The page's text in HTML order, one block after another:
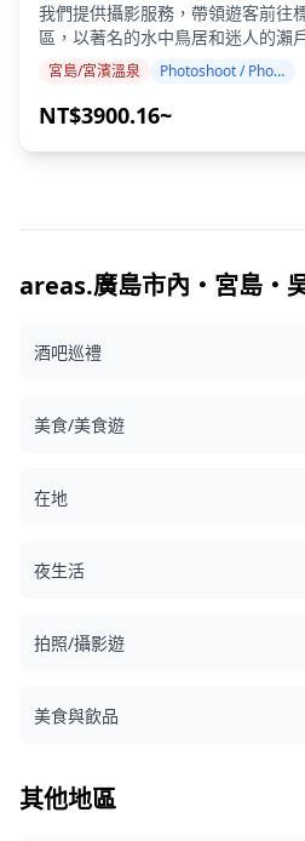
我們提供攝影服務，帶領遊客前往
區，以著名的水中鳥居和迷人的瀨
攝影師都具有專業資格，會根據您
點。（請與我們分享您喜歡的拍攝地點！） 宮島/
排一位能說英語/日語的攝影師。 原始的 100 多張照片檔案將
情緒和顏色。 讓我們透過我們的攝影服務，捕捉您在日本最具
點包括： ・嚴島神社：著名的水中
山頂：360° 瀨戶內海島嶼全景 ・
落：宮濱的傳統漁業場景 ◆ 重要資訊： ・如果您在預定的集
有三個選項可供選擇：（1）重新安
ada8e9a38d1f.jpg) ![]
宮島/宮濱溫泉 Photoshoot / Photo tour
NT$3900.16~
areas.廣島市內・宮島・
酒吧巡禮
美食/美食遊
在地
夜生活
拍照/攝影遊
美食與飲品
其他地區